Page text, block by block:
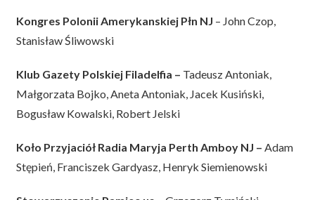
Kongres Polonii Amerykanskiej Płn NJ – John Czop,
Stanisław Śliwowski
Klub Gazety Polskiej Filadelfia – Tadeusz Antoniak,
Małgorzata Bojko, Aneta Antoniak, Jacek Kusiński,
Bogusław Kowalski, Robert Jelski
Koło Przyjaciół Radia Maryja Perth Amboy NJ –Adam
Stępień, Franciszek Gardyasz, Henryk Siemienowski